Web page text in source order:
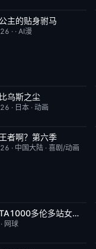
结主的贴身驸马
· · AI漫
新至第05集
乌斯之尘
· 日本· 动画
新至第4集
者啊？第六季
· 中国大陆· 喜剧/动画
日更新 7.0
WTA1000多伦多站女单第二轮：陶森VS巴图科娃
· 网球